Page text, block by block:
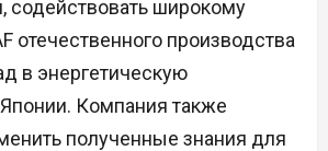
содействовать широкому
отечественного производства
в энергетическую
Компания также
полученные знания для